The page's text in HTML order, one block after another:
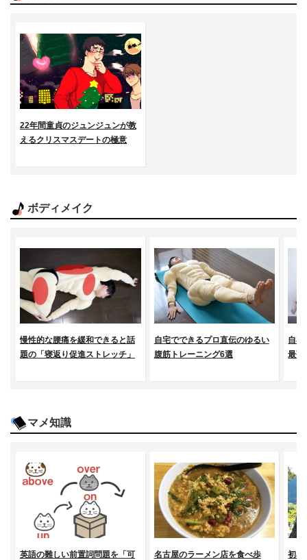
22年間童貞のジュンジュンが教
えるクリスマスデートの極意
ボディメイク
慢性的な腰痛を緩和できると話
題の「寝返り促進ストレッチ」
自宅でできるプロ直伝のゆるい
腹筋トレーニング6選
自宅
最強
マメ知識
英語の難しい前置詞問題を「可
名古屋のラーメン店を食べ歩
初め